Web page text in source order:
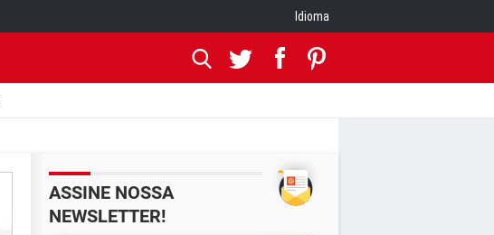
Idioma
ASSINE NOSSA
NEWSLETTER!